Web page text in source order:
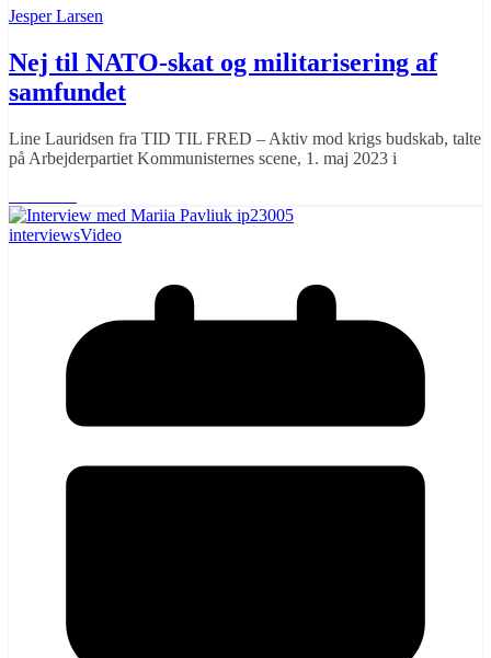
Jesper Larsen
Nej til NATO-skat og militarisering af
samfundet
Line Lauridsen fra TID TIL FRED – Aktiv mod krigs budskab, talte
på Arbejderpartiet Kommunisternes scene, 1. maj 2023 i
interviewsVideo